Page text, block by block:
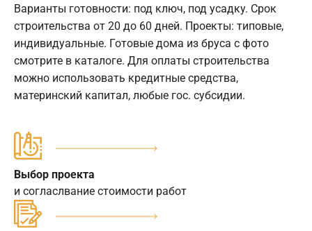
Варианты готовности: под ключ, под усадку. Срок
строительства от 20 до 60 дней. Проекты: типовые,
индивидуальные. Готовые дома из бруса с фото
смотрите в каталоге. Для оплаты строительства
можно использовать кредитные средства,
материнский капитал, любые гос. субсидии.
Выбор проекта
и согласлвание стоимости работ